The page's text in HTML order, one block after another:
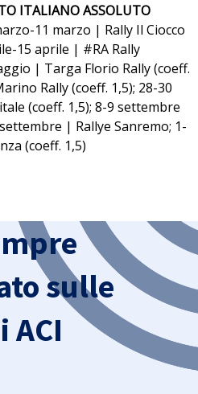
ITALIANO ASSOLUTO
11 marzo | Rally Il Ciocco
15 aprile | #RA Rally
| Targa Florio Rally (coeff.
Rally (coeff. 1,5); 28-30
(coeff. 1,5); 8-9 settembre
| Rallye Sanremo; 1-
(coeff. 1,5)
sulle
ACI